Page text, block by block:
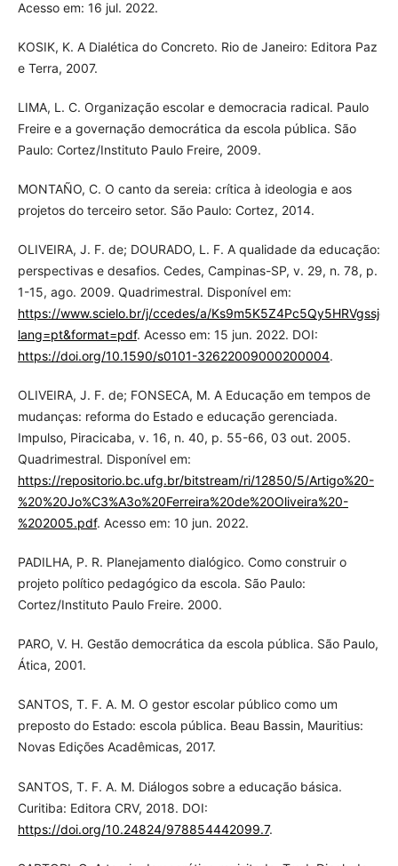
Acesso em: 16 jul. 2022.
KOSIK, K. A Dialética do Concreto. Rio de Janeiro: Editora Paz
e Terra, 2007.
LIMA, L. C. Organização escolar e democracia radical. Paulo
Freire e a governação democrática da escola pública. São
Paulo: Cortez/Instituto Paulo Freire, 2009.
MONTAÑO, C. O canto da sereia: crítica à ideologia e aos
projetos do terceiro setor. São Paulo: Cortez, 2014.
OLIVEIRA, J. F. de; DOURADO, L. F. A qualidade da educação:
perspectivas e desafios. Cedes, Campinas-SP, v. 29, n. 78, p.
1-15, ago. 2009. Quadrimestral. Disponível em:
https://www.scielo.br/j/ccedes/a/Ks9m5K5Z4Pc5Qy5HRVgssjg/?
lang=pt&format=pdf. Acesso em: 15 jun. 2022. DOI:
https://doi.org/10.1590/s0101-32622009000200004.
OLIVEIRA, J. F. de; FONSECA, M. A Educação em tempos de
mudanças: reforma do Estado e educação gerenciada.
Impulso, Piracicaba, v. 16, n. 40, p. 55-66, 03 out. 2005.
Quadrimestral. Disponível em:
https://repositorio.bc.ufg.br/bitstream/ri/12850/5/Artigo%20-
%20%20Jo%C3%A3o%20Ferreira%20de%20Oliveira%20-
%202005.pdf. Acesso em: 10 jun. 2022.
PADILHA, P. R. Planejamento dialógico. Como construir o
projeto político pedagógico da escola. São Paulo:
Cortez/Instituto Paulo Freire. 2000.
PARO, V. H. Gestão democrática da escola pública. São Paulo,
Ática, 2001.
SANTOS, T. F. A. M. O gestor escolar público como um
preposto do Estado: escola pública. Beau Bassin, Mauritius:
Novas Edições Acadêmicas, 2017.
SANTOS, T. F. A. M. Diálogos sobre a educação básica.
Curitiba: Editora CRV, 2018. DOI:
https://doi.org/10.24824/978854442099.7.